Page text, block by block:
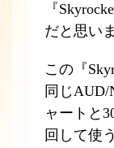
『
だと思い
この『
同じAUD/
ャートと
回して使